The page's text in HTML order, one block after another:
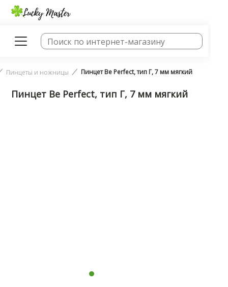
Пинцеты и ножницы Пинцет Be Perfect, тип Г, 7 мм мягкий
Пинцет Be Perfect, тип Г, 7 мм мягкий